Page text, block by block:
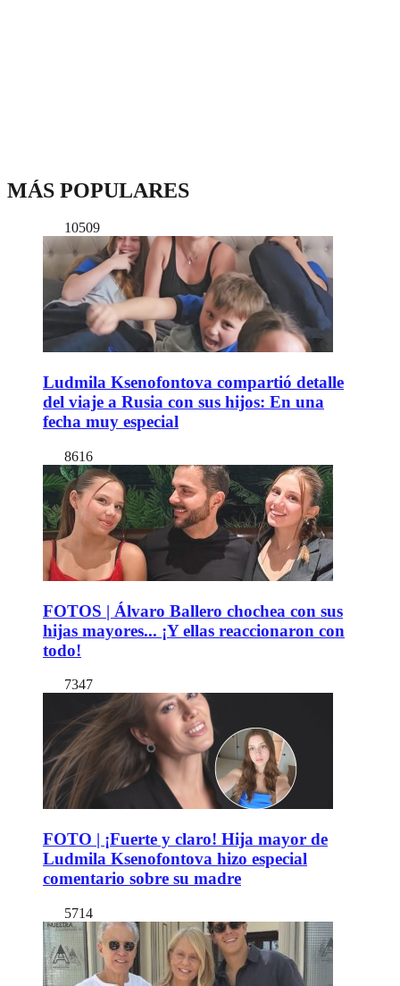
MÁS POPULARES
10509
Ludmila Ksenofontova compartió detalle
del viaje a Rusia con sus hijos: En una
fecha muy especial
8616
FOTOS | Álvaro Ballero chochea con sus
hijas mayores... ¡Y ellas reaccionaron con
todo!
7347
FOTO | ¡Fuerte y claro! Hija mayor de
Ludmila Ksenofontova hizo especial
comentario sobre su madre
5714